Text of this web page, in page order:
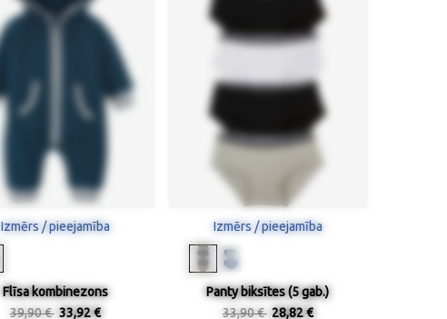
Izmērs / pieejamība
Flīsa kombinezons
39,90 € 33,92 €
Izmērs / pieejamība
Panty biksītes (5 gab.)
33,90 € 28,82 €